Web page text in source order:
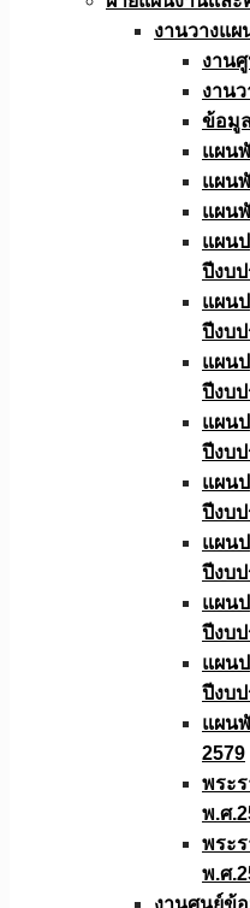
งานวางแผ
งาน
งาน
ข้อมู
แผน
แผน
แผน
แผน
ปีงบ
แผน
ปีงบ
แผน
ปีงบ
แผน
ปีงบ
แผน
ปีงบ
แผน
ปีงบ
แผน
ปีงบ
แผน
ปีงบ
แผน
2579
พระ
พ.ศ
พระ
พ.ศ
งานศูนย์ข้